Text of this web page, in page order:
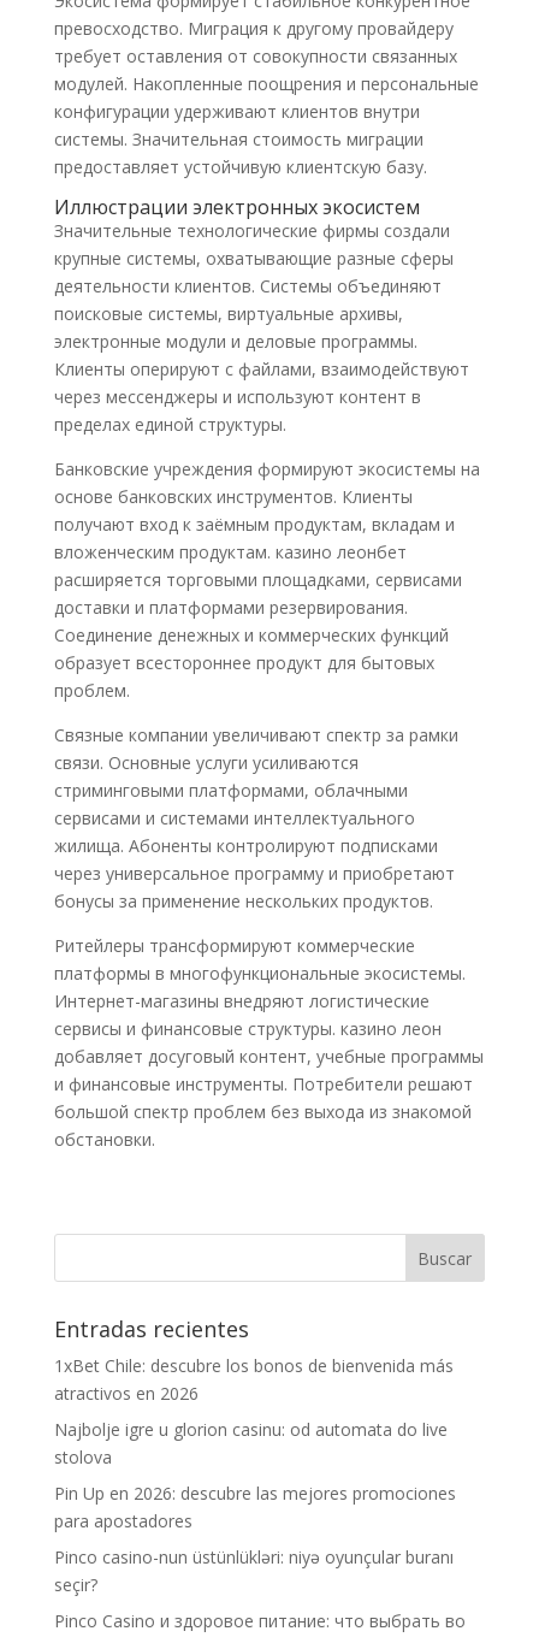
превосходство. Миграция к другому провайдеру
требует оставления от совокупности связанных
модулей. Накопленные поощрения и персональные
конфигурации удерживают клиентов внутри
системы. Значительная стоимость миграции
предоставляет устойчивую клиентскую базу.
Иллюстрации электронных экосистем
Значительные технологические фирмы создали
крупные системы, охватывающие разные сферы
деятельности клиентов. Системы объединяют
поисковые системы, виртуальные архивы,
электронные модули и деловые программы.
Клиенты оперируют с файлами, взаимодействуют
через мессенджеры и используют контент в
пределах единой структуры.
Банковские учреждения формируют экосистемы на
основе банковских инструментов. Клиенты
получают вход к заёмным продуктам, вкладам и
вложенческим продуктам. казино леонбет
расширяется торговыми площадками, сервисами
доставки и платформами резервирования.
Соединение денежных и коммерческих функций
образует всестороннее продукт для бытовых
проблем.
Связные компании увеличивают спектр за рамки
связи. Основные услуги усиливаются
стриминговыми платформами, облачными
сервисами и системами интеллектуального
жилища. Абоненты контролируют подписками
через универсальное программу и приобретают
бонусы за применение нескольких продуктов.
Ритейлеры трансформируют коммерческие
платформы в многофункциональные экосистемы.
Интернет-магазины внедряют логистические
сервисы и финансовые структуры. казино леон
добавляет досуговый контент, учебные программы
и финансовые инструменты. Потребители решают
большой спектр проблем без выхода из знакомой
обстановки.
Entradas recientes
1xBet Chile: descubre los bonos de bienvenida más
atractivos en 2026
Najbolje igre u glorion casinu: od automata do live
stolova
Pin Up en 2026: descubre las mejores promociones
para apostadores
Pinco casino-nun üstünlükləri: niyə oyunçular buranı
seçir?
Pinco Casino и здоровое питание: что выбрать во